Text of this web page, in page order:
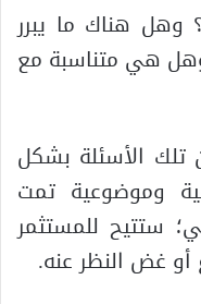
وهل هناك ما يبرر
هي متناسبة مع
تلك الأسئلة بشكل
وموضوعية تمت
ستتيح للمستثمر
أو غض النظر عنه.